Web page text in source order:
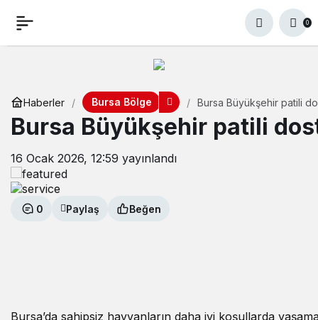
0
Haberler Bursa Bölge Bursa Büyükşehir patili
Bursa Büyükşehir patili
16 Ocak 2026, 12:59 yayınlandı
0 Paylaş Beğen
Bursa’da sahipsiz hayvanların daha iyi koşullarda